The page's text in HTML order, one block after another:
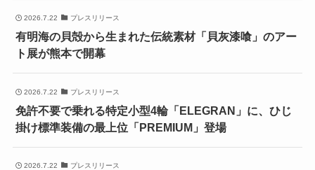
2026.7.22 プレスリリース
有明海の貝殻から生まれた伝統素材「貝灰漆喰」のアー
ト展が熊本で開幕
2026.7.22 プレスリリース
免許不要で乗れる特定小型4輪「ELEGRAN」に、ひじ
掛け標準装備の最上位「PREMIUM」登場
2026.7.22 プレスリリース